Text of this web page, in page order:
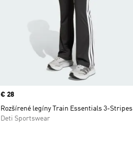
Price
€ 28
Rozšírené legíny Train Essentials 3-Stripes
Deti Sportswear